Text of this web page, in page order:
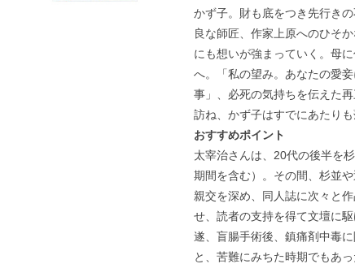
かず子。財も底をつき先行き
良な師匠、作家上原へのひそ
にも想いが強まっていく。母
へ。「私の望み。あなたの愛
事」、必死の気持ちを伝えた
訪ね、かず子はすでにあたり
おすすめポイント
太宰治さんは、20代の後半を
期間を含む）。その間、杉並
親交を深め、同人誌に次々と
せ、読者の支持を得て文壇に
遂、盲腸手術後、鎮痛剤中毒
と、苦難にみちた時期でもあ